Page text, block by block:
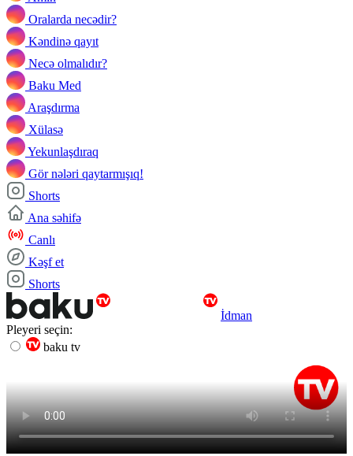
Oralarda necədir?
Kəndinə qayıt
Necə olmalıdır?
Baku Med
Araşdırma
Xülasə
Yekunlaşdıraq
Gör nələri qaytarmışıq!
Shorts
Ana səhifə
Canlı
Kəşf et
Shorts
İdman
Pleyeri seçin:
baku tv